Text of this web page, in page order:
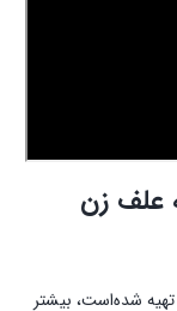
علف زن
تهیه شده‌است، بیشتر